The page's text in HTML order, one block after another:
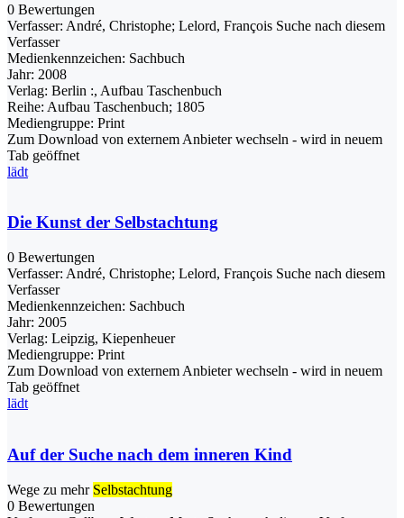
0 Bewertungen
Verfasser: André, Christophe; Lelord, François Suche nach diesem
Verfasser
Medienkennzeichen: Sachbuch
Jahr: 2008
Verlag: Berlin :, Aufbau Taschenbuch
Reihe: Aufbau Taschenbuch; 1805
Mediengruppe: Print
Zum Download von externem Anbieter wechseln - wird in neuem
Tab geöffnet
lädt
Die Kunst der Selbstachtung
0 Bewertungen
Verfasser: André, Christophe; Lelord, François Suche nach diesem
Verfasser
Medienkennzeichen: Sachbuch
Jahr: 2005
Verlag: Leipzig, Kiepenheuer
Mediengruppe: Print
Zum Download von externem Anbieter wechseln - wird in neuem
Tab geöffnet
lädt
Auf der Suche nach dem inneren Kind
Wege zu mehr Selbstachtung
0 Bewertungen